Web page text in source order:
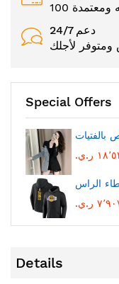
24/7 دعم
لأجلك
Special Offers
بالفتيات
ر.ي.‏
الراس
ر.ي.‏
Details